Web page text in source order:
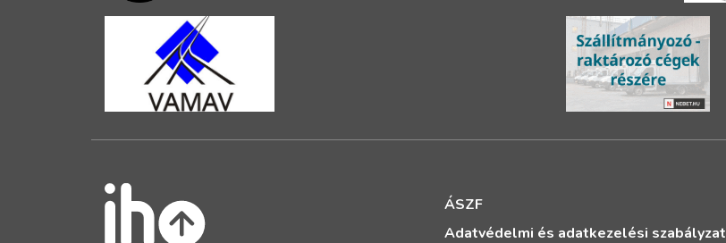
ÁSZF
Adatvédelmi és adatkezelési szabályzat